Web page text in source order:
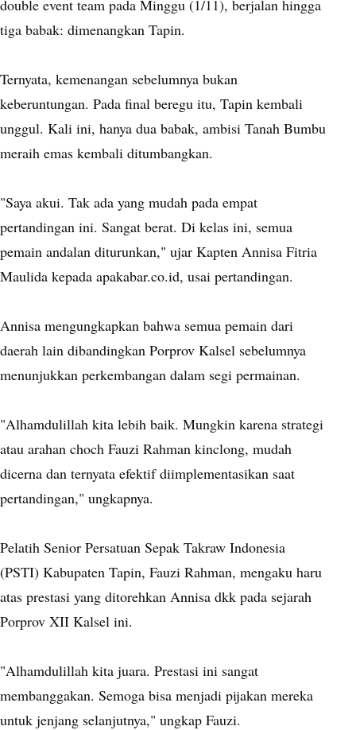
double event team pada Minggu (1/11), berjalan hingga
tiga babak: dimenangkan Tapin.
Ternyata, kemenangan sebelumnya bukan
keberuntungan. Pada final beregu itu, Tapin kembali
unggul. Kali ini, hanya dua babak, ambisi Tanah Bumbu
meraih emas kembali ditumbangkan.
"Saya akui. Tak ada yang mudah pada empat
pertandingan ini. Sangat berat. Di kelas ini, semua
pemain andalan diturunkan," ujar Kapten Annisa Fitria
Maulida kepada apakabar.co.id, usai pertandingan.
Annisa mengungkapkan bahwa semua pemain dari
daerah lain dibandingkan Porprov Kalsel sebelumnya
menunjukkan perkembangan dalam segi permainan.
"Alhamdulillah kita lebih baik. Mungkin karena strategi
atau arahan choch Fauzi Rahman kinclong, mudah
dicerna dan ternyata efektif diimplementasikan saat
pertandingan," ungkapnya.
Pelatih Senior Persatuan Sepak Takraw Indonesia
(PSTI) Kabupaten Tapin, Fauzi Rahman, mengaku haru
atas prestasi yang ditorehkan Annisa dkk pada sejarah
Porprov XII Kalsel ini.
"Alhamdulillah kita juara. Prestasi ini sangat
membanggakan. Semoga bisa menjadi pijakan mereka
untuk jenjang selanjutnya," ungkap Fauzi.